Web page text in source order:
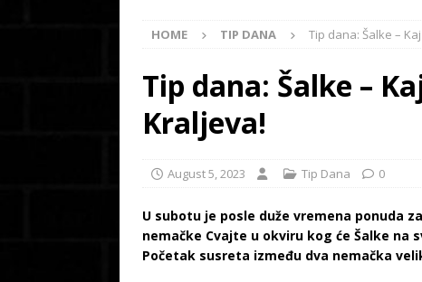
HOME TIP DANA Tip dana: Šalke –
Tip dana: Šalke –
Kraljeva!
August 5, 2023 Tip Dana 0
U subotu je posle duže vremena ponuda
nemačke Cvajte u okviru kog će Šalke
Početak susreta između dva nemačka